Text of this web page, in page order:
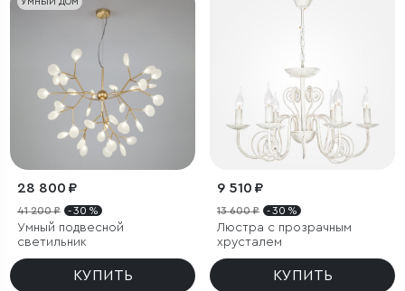
УМНЫЙ ДОМ
28 800 ₽
41 200 ₽ - 30 %
Умный подвесной
светильник
КУПИТЬ
9 510 ₽
13 600 ₽ - 30 %
Люстра с прозрачным
хрусталем
КУПИТЬ